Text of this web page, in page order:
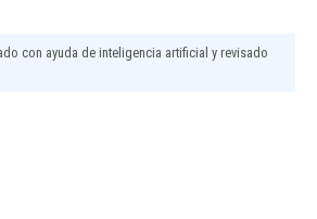
con ayuda de inteligencia artificial y revisado